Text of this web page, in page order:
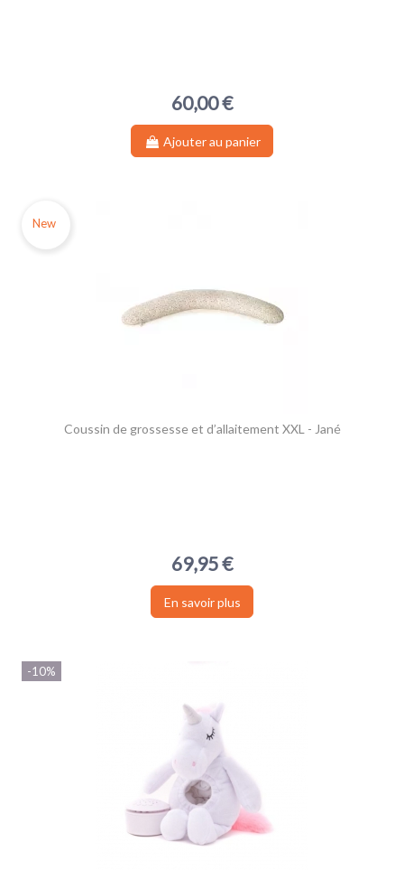
60,00 €
Ajouter au panier
New
Coussin de grossesse et d’allaitement XXL - Jané
69,95 €
En savoir plus
-10%